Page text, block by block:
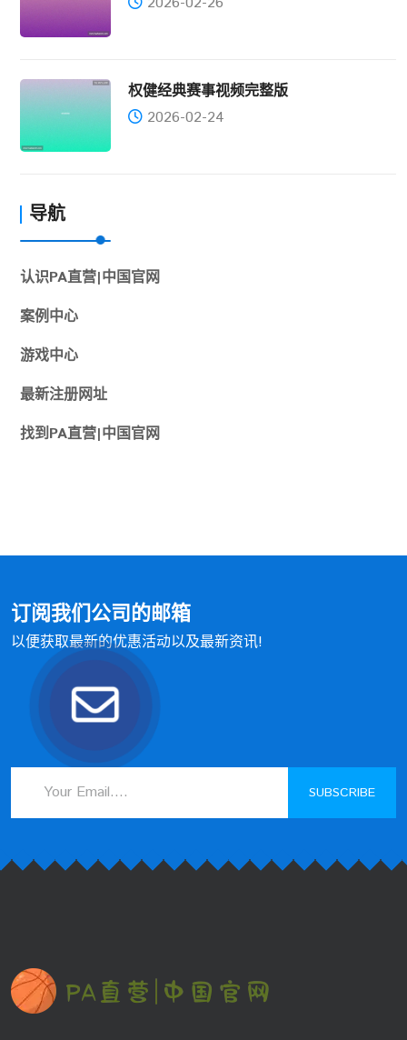
权健经典赛事视频完整版
2026-02-24
导航
认识PA直营|中国官网
案例中心
游戏中心
最新注册网址
找到PA直营|中国官网
订阅我们公司的邮箱
以便获取最新的优惠活动以及最新资讯!
SUBSCRIBE